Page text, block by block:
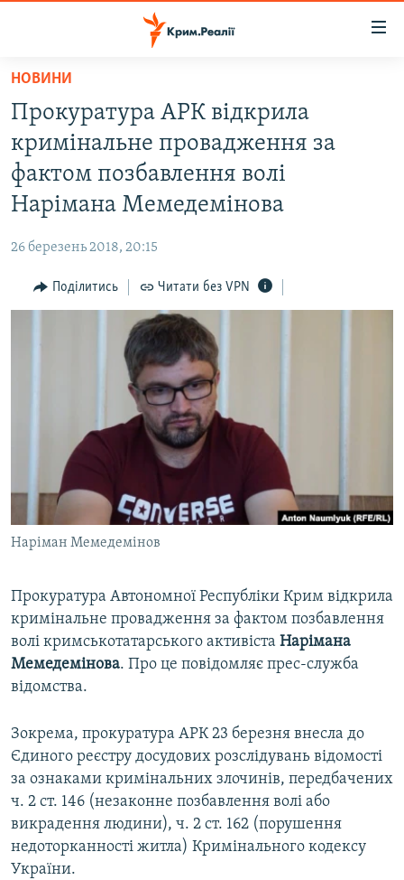
Перейти
основного
матеріалу
Перейти
до
основної
Перейти
пошуку
ВОДА.КРИМ
ВІДЕО ТА ФОТО
ПОЛІТИКА
ПОГЛЯД
ІНТЕРВ'Ю
ВІДЕОУРОКИ «ELIFBE»
СВІДЧЕННЯ ОКУПАЦІЇ
УКРАЇНСЬКА ПРОБЛЕМА КРИМУ
ЯК ОБІЙТИ БЛОКУВАННЯ
Qırımtatar
Усі сайти RFE/RL
НОВИНИ
Прокуратура АРК відкрила
кримінальне провадження за
фактом позбавлення волі
Нарімана Мемедемінова
26 березень 2018, 20:15
Поділитись Читати без VPN
Наріман Мемедемінов
Прокуратура Автономної Республіки Крим відкрила
кримінальне провадження за фактом позбавлення
волі кримськотатарського активіста Нарімана
Мемедемінова. Про це повідомляє прес-служба
відомства.
Зокрема, прокуратура АРК 23 березня внесла до
Єдиного реєстру досудових розслідувань відомості
за ознаками кримінальних злочинів, передбачених
ч. 2 ст. 146 (незаконне позбавлення волі або
викрадення людини), ч. 2 ст. 162 (порушення
недоторканності житла) Кримінального кодексу
України.